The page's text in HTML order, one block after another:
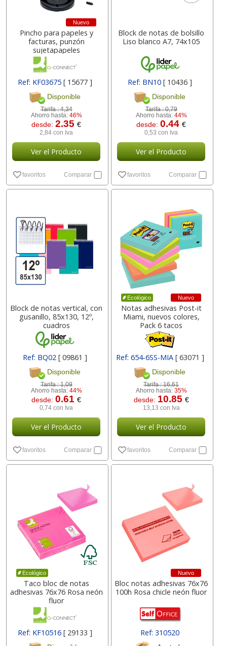
Nuevo
Pincho para papeles y
facturas, punzón
sujetapapeles
Ref: KF03675 [ 15677 ]
Disponible
Tarifa :4,34
Ahorro hasta: 46%
desde:2.35€
2,84 con Iva
Ver el Producto
favoritos Comparar
Block de notas de bolsillo
Liso blanco A7, 74x105
Ref: BN10 [ 10436 ]
Disponible
Tarifa :0,79
Ahorro hasta: 44%
desde:0.44€
0,53 con Iva
Ver el Producto
favoritos Comparar
Block de notas vertical, con
gusanillo, 85x130, 12º,
cuadros
Ref: BQ02 [ 09861 ]
Disponible
Tarifa :1,09
Ahorro hasta: 44%
desde:0.61€
0,74 con Iva
Ver el Producto
favoritos Comparar
Ecológico Nuevo
Notas adhesivas Post-it
Miami, nuevos colores,
Pack 6 tacos
Ref: 654-6SS-MIA [ 63071 ]
Disponible
Tarifa :16,61
Ahorro hasta: 35%
desde: 10.85 €
13,13 con Iva
Ver el Producto
favoritos Comparar
Ecológico
Taco bloc de notas
adhesivas 76x76 Rosa neón
fluor
Ref: KF10516 [ 29133 ]
Nuevo
Bloc notas adhesivas 76x76
100h Rosa chicle neón fluor
Ref: 310520